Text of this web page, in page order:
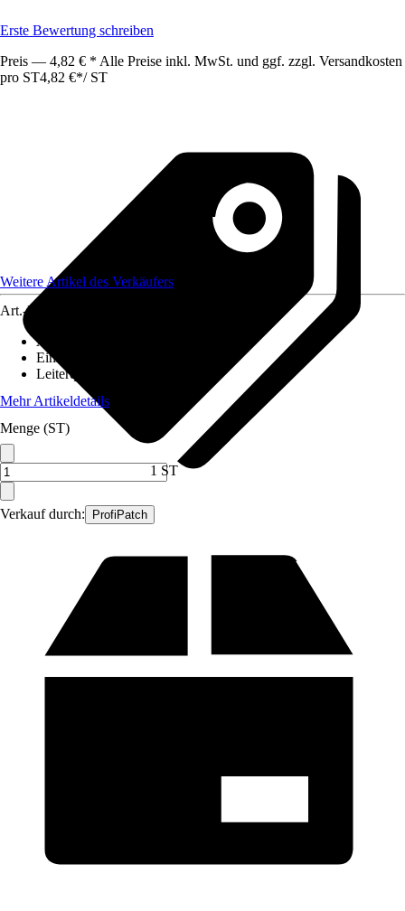
Erste Bewertung schreiben
Preis — 4,82 € * Alle Preise inkl. MwSt. und ggf. zzgl. Versandkosten
pro ST4,82 €*/ ST
Verkauf durch: ProfiPatch
Weitere Artikel des Verkäufers
Art.-Nr.
Ausführung
Einheit
Leiterquerschnitt
Mehr Artikeldetails
Menge (ST)
1 ST